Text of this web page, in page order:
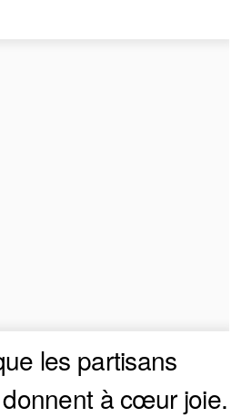
les partisans
donnent à cœur joie.